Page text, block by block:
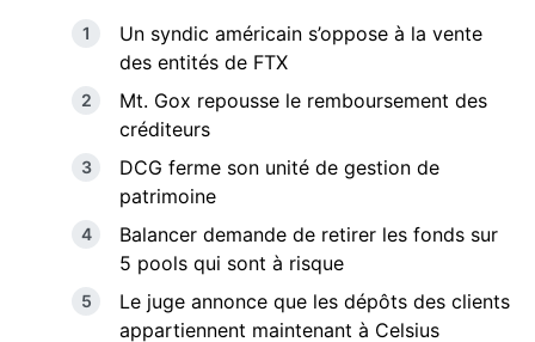
Un syndic américain s’oppose à la vente
des entités de FTX
Mt. Gox repousse le remboursement des
créditeurs
DCG ferme son unité de gestion de
patrimoine
Balancer demande de retirer les fonds sur
5 pools qui sont à risque
Le juge annonce que les dépôts des clients
appartiennent maintenant à Celsius